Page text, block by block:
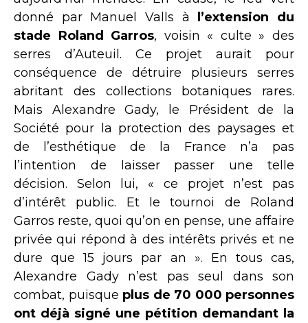
donné par Manuel Valls à
l’extension du
stade Roland Garros, voisin « culte » des
serres d’Auteuil. Ce projet aurait pour
conséquence de détruire plusieurs serres
abritant des collections botaniques rares.
Mais Alexandre Gady, le Président de la
Société pour la protection des paysages et
de l’esthétique de la France n’a pas
l’intention de laisser passer une telle
décision. Selon lui, « ce projet n’est pas
d’intérêt public. Et le tournoi de Roland
Garros reste, quoi qu’on en pense, une affaire
privée qui répond à des intérêts privés et ne
dure que 15 jours par an ». En tous cas,
Alexandre Gady n’est pas seul dans son
combat, puisque plus de 70 000 personnes
ont déjà signé une pétition demandant la